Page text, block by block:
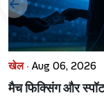
खेल · Aug 06, 2026
मैच फिक्सिंग और